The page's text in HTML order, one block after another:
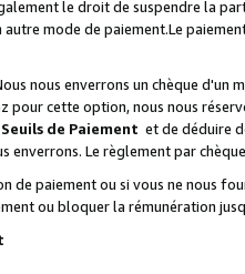
le droit de suspendre la
mode de paiement.Le
nous enverrons un chèque d'un
pour cette option, nous nous
de Paiement et de déduire
enverrons. Le règlement par
de paiement ou si vous ne nous
ou bloquer la rémunération